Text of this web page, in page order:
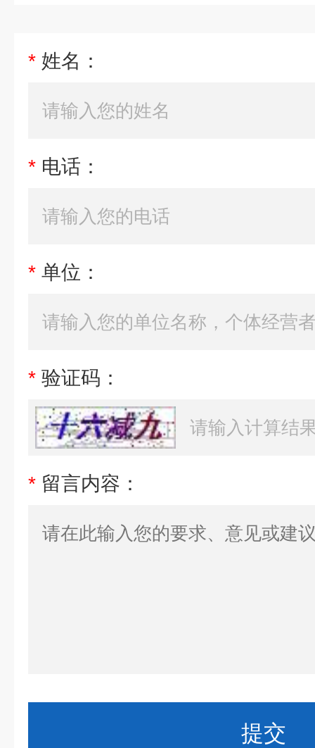
* 姓名：
* 电话：
* 单位：
* 验证码：
* 留言内容：